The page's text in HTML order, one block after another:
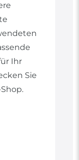
Ihr
Sie